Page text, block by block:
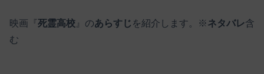
映画『 死霊高校 』のあらすじ を紹介します。※ネタバレ含
む